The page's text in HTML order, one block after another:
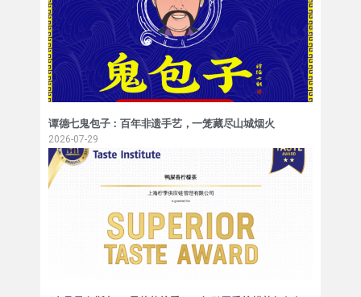
谭德七鬼包子：百年非遗手艺，一笼藏尽山城烟火
2026-07-29